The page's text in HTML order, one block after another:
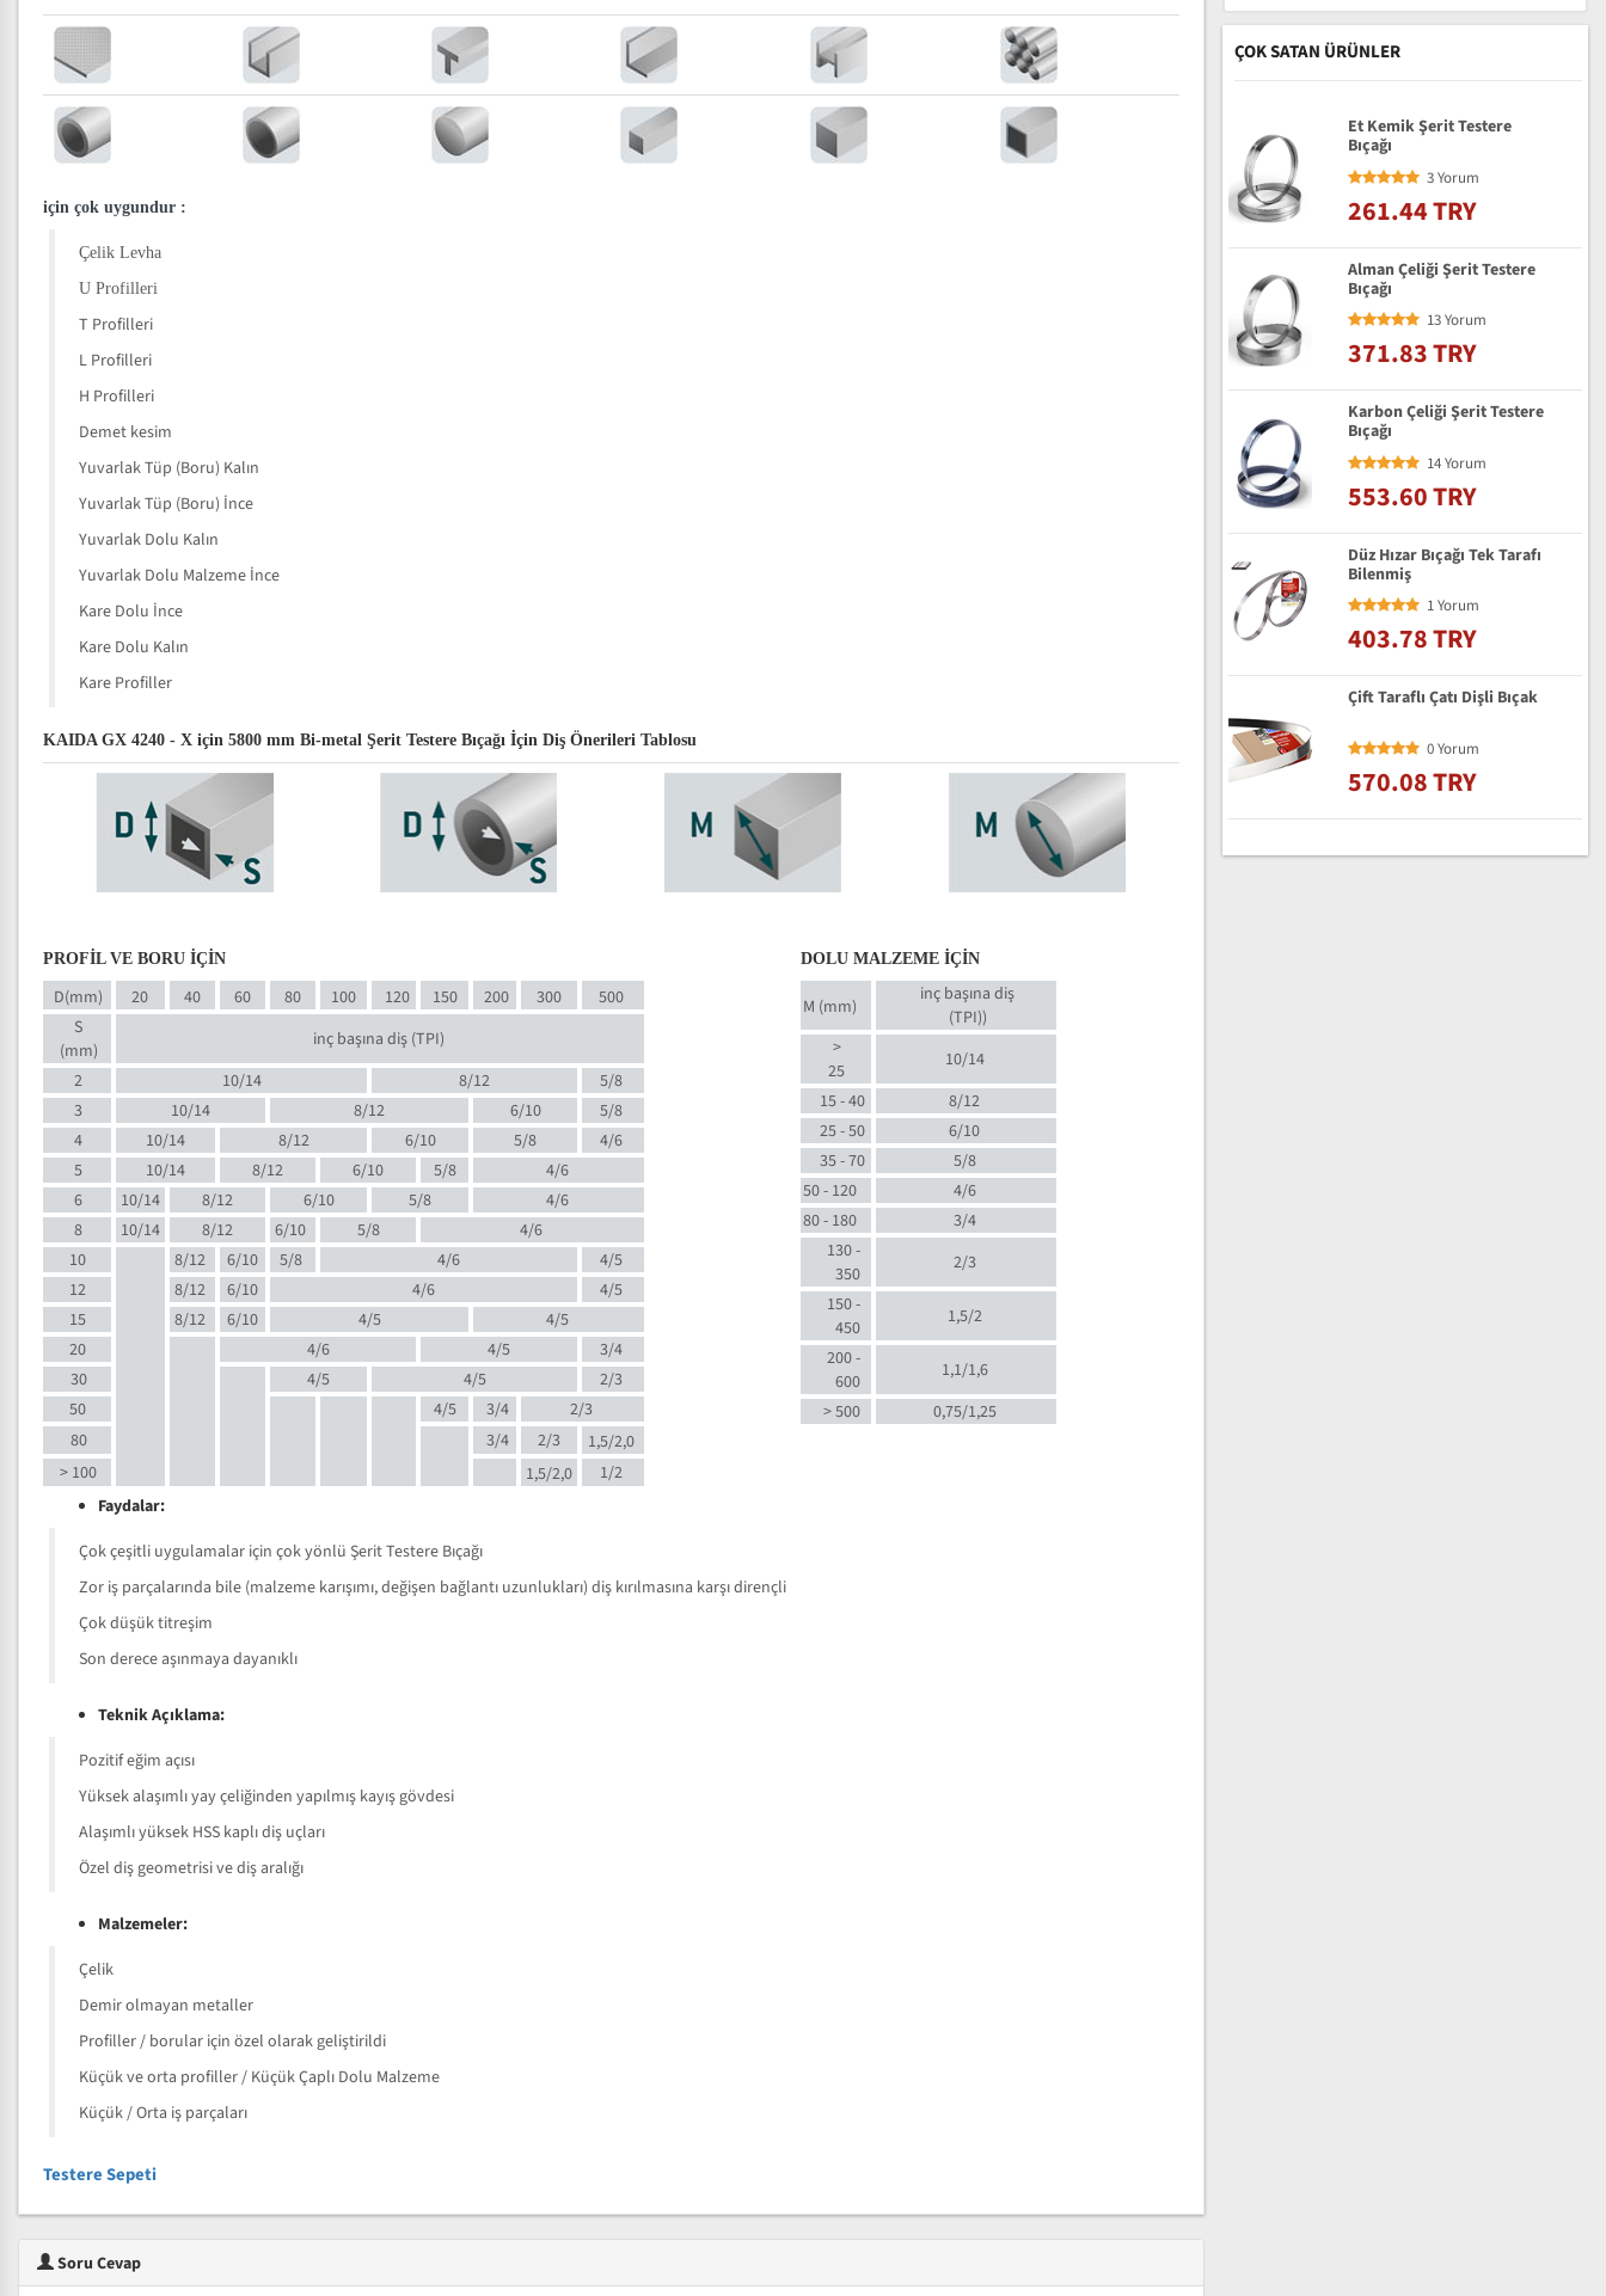
için çok uygundur :
Çelik Levha
U Profilleri
T Profilleri
L Profilleri
H Profilleri
Demet kesim
Yuvarlak Tüp (Boru) Kalın
Yuvarlak Tüp (Boru) İnce
Yuvarlak Dolu Kalın
Yuvarlak Dolu Malzeme İnce
Kare Dolu İnce
Kare Dolu Kalın
Kare Profiller
KAIDA GX 4240 - X için 5800 mm Bi-metal Şerit Testere Bıçağı İçin Diş Önerileri Tablosu
PROFİL VE BORU İÇİN
D(mm) 20 40 60 80 100 120 150 200 300
500
S
(mm)
inç başına diş (TPI)
2
10/14 8/12
5/8
3
10/14 8/12 6/10
5/8
4
10/14 8/12 6/10 5/8
4/6
5
10/14 8/12 6/10 5/8
4/6
6
10/14 8/12 6/10 5/8
4/6
8
10/14 8/12 6/10 5/8
4/6
10
8/12 6/10 5/8 4/6
4/5
12
8/12 6/10 4/6
4/5
15
8/12 6/10 4/5
4/5
20
4/6 4/5
3/4
30
4/5 4/5
2/3
50
4/5 3/4
2/3
80
3/4 2/3
1,5/2,0
> 100
1,5/2,0 1/2
DOLU MALZEME İÇİN
M (mm)
inç başına diş
(TPI))
>
25
10/14
15 - 40
8/12
25 - 50
6/10
35 - 70
5/8
50 - 120
4/6
80 - 180
3/4
130 -
350
2/3
150 -
450
1,5/2
200 -
600
1,1/1,6
> 500
0,75/1,25
Faydalar:
Çok çeşitli uygulamalar için çok yönlü Şerit Testere Bıçağı
Zor iş parçalarında bile (malzeme karışımı, değişen bağlantı uzunlukları) diş kırılmasına karşı dirençli
Çok düşük titreşim
Son derece aşınmaya dayanıklı
Teknik Açıklama:
Pozitif eğim açısı
Yüksek alaşımlı yay çeliğinden yapılmış kayış gövdesi
Alaşımlı yüksek HSS kaplı diş uçları
Özel diş geometrisi ve diş aralığı
Malzemeler:
Çelik
Demir olmayan metaller
Profiller / borular için özel olarak geliştirildi
Küçük ve orta profiller / Küçük Çaplı Dolu Malzeme
Küçük / Orta iş parçaları
Testere Sepeti
Soru Cevap
ÇOK SATAN ÜRÜNLER
Et Kemik Şerit Testere
Bıçağı
3 Yorum
261.44 TRY
Alman Çeliği Şerit Testere
Bıçağı
13 Yorum
371.83 TRY
Karbon Çeliği Şerit Testere
Bıçağı
14 Yorum
553.60 TRY
Düz Hızar Bıçağı Tek Tarafı
Bilenmiş
1 Yorum
403.78 TRY
Çift Taraflı Çatı Dişli Bıçak
0 Yorum
570.08 TRY